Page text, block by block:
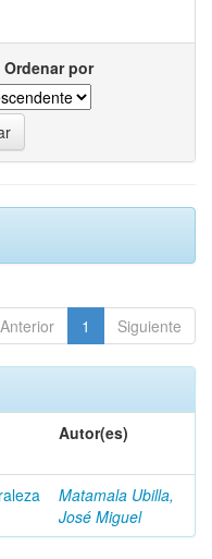
Ordenar por
Anterior 1 Siguiente
Autor(es)
Matamala Ubilla,
José Miguel